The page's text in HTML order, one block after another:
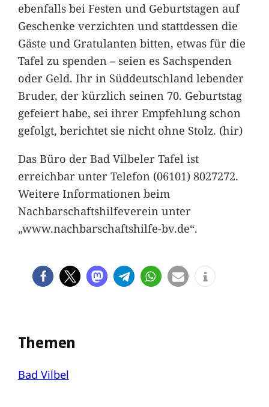
ebenfalls bei Festen und Geburtstagen auf
Geschenke verzichten und stattdessen die
Gäste und Gratulanten bitten, etwas für die
Tafel zu spenden – seien es Sachspenden
oder Geld. Ihr in Süddeutschland lebender
Bruder, der kürzlich seinen 70. Geburtstag
gefeiert habe, sei ihrer Empfehlung schon
gefolgt, berichtet sie nicht ohne Stolz. (hir)
Das Büro der Bad Vilbeler Tafel ist
erreichbar unter Telefon (06101) 8027272.
Weitere Informationen beim
Nachbarschaftshilfeverein unter
„www.nachbarschaftshilfe-bv.de“.
Themen
Bad Vilbel